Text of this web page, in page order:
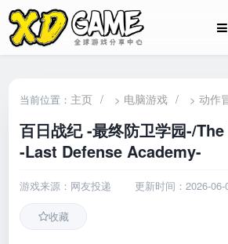
当前位置： 主页 / > 电脑游戏 / >动作
百日战纪 -最终防卫学园-/
-Last Defense Academy-
游戏来源：网友投递 更新时间：2026-
收藏